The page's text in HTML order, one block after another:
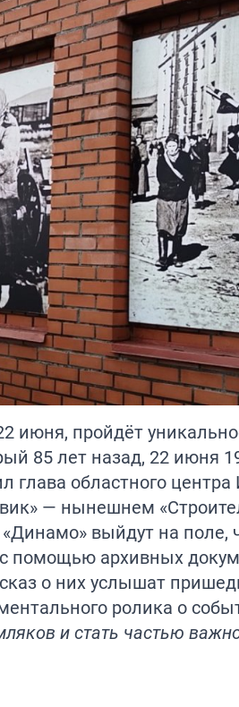
июня, пройдёт
85 лет назад, 22 июня
глава областного
— нынешнем
выйдут на поле,
помощью архивных
о них услышат
ролика о
и стать частью